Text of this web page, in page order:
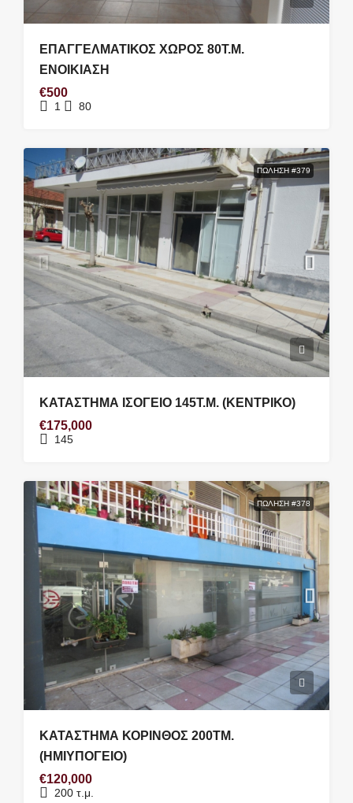
ΕΠΑΓΓΕΛΜΑΤΙΚΟΣ ΧΩΡΟΣ 80Τ.Μ.
ΕΝΟΙΚΙΑΣΗ
€500
1 80
ΠΏΛΗΣΗ #379
ΚΑΤΑΣΤΗΜΑ ΙΣΟΓΕΙΟ 145Τ.Μ. (ΚΕΝΤΡΙΚΟ)
€175,000
145
ΠΏΛΗΣΗ #378
ΚΑΤΑΣΤΗΜΑ ΚΟΡΙΝΘΟΣ 200ΤΜ.
(ΗΜΙΥΠΟΓΕΙΟ)
€120,000
200 τ.μ.